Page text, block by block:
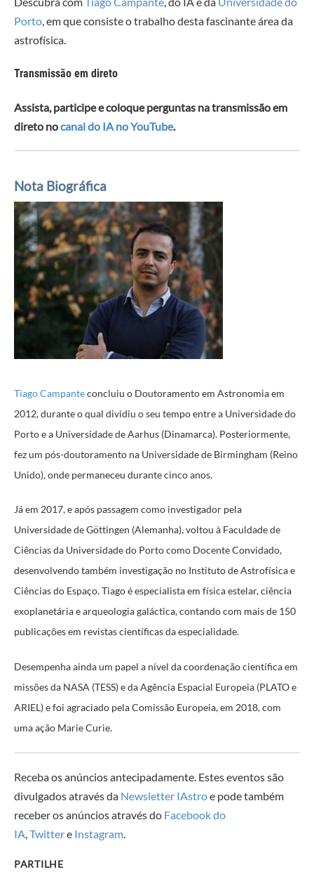
Porto , em que consiste o trabalho desta fascinante área da
astrofísica.
Transmissão em direto
Assista, participe e coloque perguntas na transmissão em
direto nocanal do IA no YouTube.
Nota Biográfica
Tiago Campanteconcluiu o Doutoramento em Astronomia em
2012, durante o qual dividiu o seu tempo entre a Universidade do
Porto e a Universidade de Aarhus (Dinamarca). Posteriormente,
fez um pós-doutoramento na Universidade de Birmingham (Reino
Unido), onde permaneceu durante cinco anos.
Já em 2017, e após passagem como investigador pela
Universidade de Göttingen (Alemanha), voltou à Faculdade de
Ciências da Universidade do Porto como Docente Convidado,
desenvolvendo também investigação no Instituto de Astrofísica e
Ciências do Espaço. Tiago é especialista em física estelar, ciência
exoplanetária e arqueologia galáctica, contando com mais de 150
publicações em revistas científicas da especialidade.
Desempenha ainda um papel a nível da coordenação científica em
missões da NASA (TESS) e da Agência Espacial Europeia (PLATO e
ARIEL) e foi agraciado pela Comissão Europeia, em 2018, com
uma ação Marie Curie.
Receba os anúncios antecipadamente. Estes eventos são
divulgados através da Newsletter IAstroe pode também
receber os anúncios através do Facebook do
IA,Twittere Instagram.
PARTILHE